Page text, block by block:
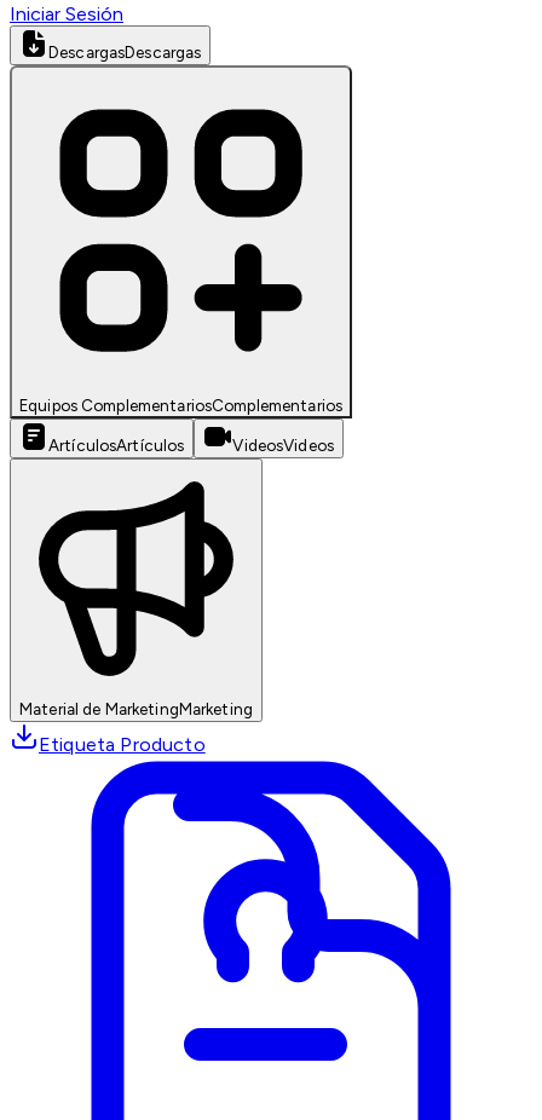
Iniciar Sesión
DescargasDescargas
Equipos ComplementariosComplementarios
ArtículosArtículos VideosVideos
Material de MarketingMarketing
Etiqueta Producto